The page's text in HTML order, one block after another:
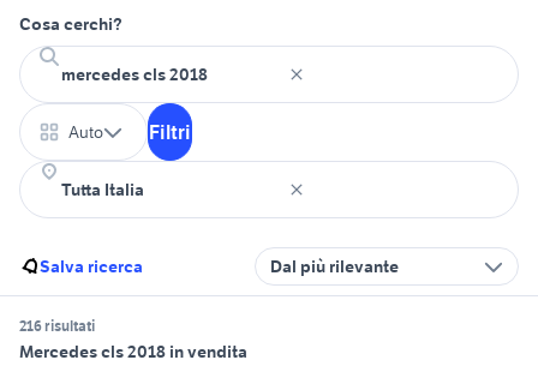
Cosa cerchi?
Auto Filtri
Salva ricerca Dal più rilevante
216 risultati
Mercedes cls 2018 in vendita